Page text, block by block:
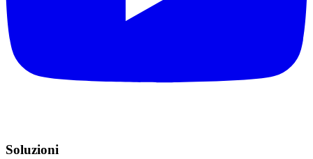
Soluzioni